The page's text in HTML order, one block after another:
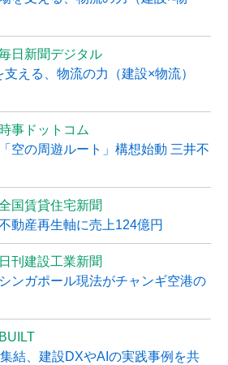
日新聞デジタル
える、物流の力（建設×物流）
時事ドットコム
空の周遊ルート」構想始動 三井不
国賃貸住宅新聞
動産再生軸に売上124億円
日刊建設工業新聞
ンガポール現法がチャンギ空港の
BUILT
結、建設DXやAIの実践事例を共